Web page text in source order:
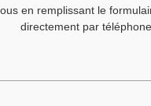
en remplissant le
directement par téléphone